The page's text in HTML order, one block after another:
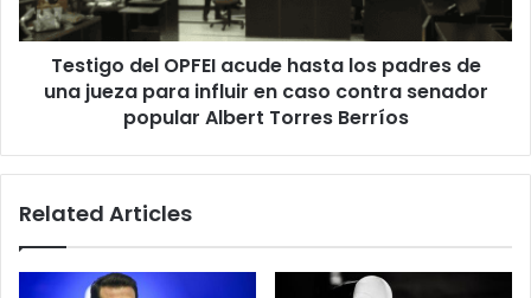
de
una
jueza
para
caso
senador
Torres
Testigo del OPFEI acude hasta los padres de
una jueza para influir en caso contra senador
popular Albert Torres Berríos
Related Articles